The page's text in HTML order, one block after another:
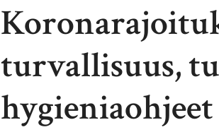
turvallisuus,